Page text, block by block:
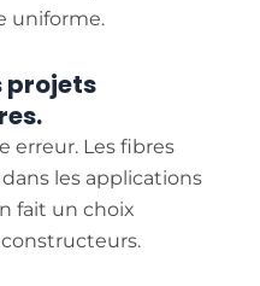
uniforme.
projets
erreur. Les fibres
les applications
fait un choix